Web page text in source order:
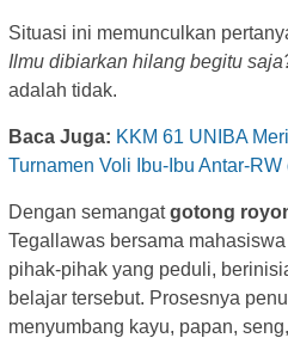
Situasi ini memunculkan
Ilmu dibiarkan hilang begitu
adalah tidak.
Baca Juga: KKM 61 UNIBA
Turnamen Voli Ibu-Ibu Antar-
Dengan semangatgotong
Tegallawas bersama
pihak-pihak yang peduli,
belajar tersebut. Prosesnya
menyumbang kayu, papan,